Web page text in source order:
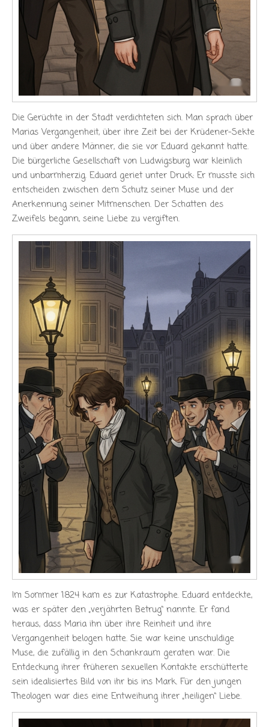
Die Gerüchte in der Stadt verdichteten sich. Man sprach über
Marias Vergangenheit, über ihre Zeit bei der Krüdener-Sekte
und über andere Männer, die sie vor Eduard gekannt hatte.
Die bürgerliche Gesellschaft von Ludwigsburg war kleinlich
und unbarmherzig. Eduard geriet unter Druck: Er musste sich
entscheiden zwischen dem Schutz seiner Muse und der
Anerkennung seiner Mitmenschen. Der Schatten des
Zweifels begann, seine Liebe zu vergiften.
Im Sommer 1824 kam es zur Katastrophe. Eduard entdeckte,
was er später den „verjährten Betrug“ nannte. Er fand
heraus, dass Maria ihn über ihre Reinheit und ihre
Vergangenheit belogen hatte. Sie war keine unschuldige
Muse, die zufällig in den Schankraum geraten war. Die
Entdeckung ihrer früheren sexuellen Kontakte erschütterte
sein idealisiertes Bild von ihr bis ins Mark. Für den jungen
Theologen war dies eine Entweihung ihrer „heiligen“ Liebe.